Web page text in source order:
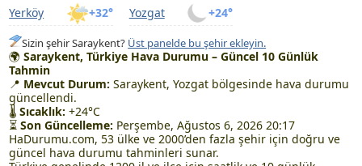
+32°
Yerköy +24°
Yozgat
Sizin şehir Saraykent? Üst panelde bu şehir ekleyin.
🌍Saraykent, Türkiye Hava Durumu – Güncel 10 Günlük
Tahmin
📍 Mevcut Durum: Saraykent, Yozgat bölgesinde hava durumu
güncellendi.
🌡Sıcaklık: +24°C
⏳Son Güncelleme: Perşembe, Ağustos 6, 2026 20:17
HaDurumu.com, 53 ülke ve 2000’den fazla şehir için doğru ve
güncel hava durumu tahminleri sunar.